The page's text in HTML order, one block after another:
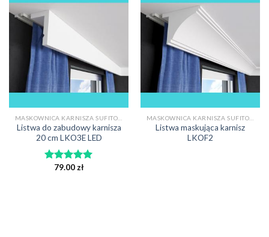
Listwa do zabudowy karnisza
20 cm LKO3E LED
Oceniono
79.00zł
Listwa maskująca karnisz
LKOF2